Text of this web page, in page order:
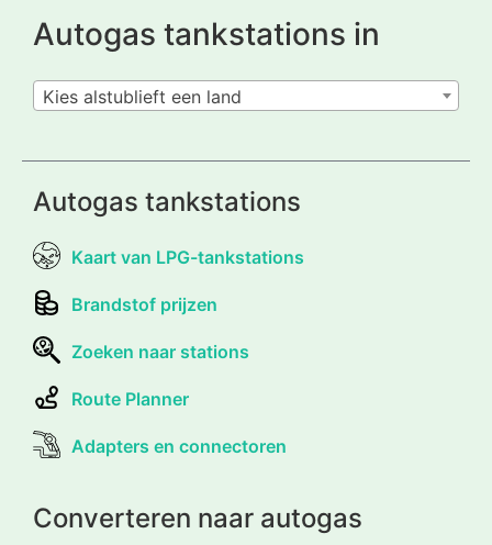
Autogas tankstations in
Kies alstublieft een land
Autogas tankstations
Kaart van LPG-tankstations
Brandstof prijzen
Zoeken naar stations
Route Planner
Adapters en connectoren
Converteren naar autogas